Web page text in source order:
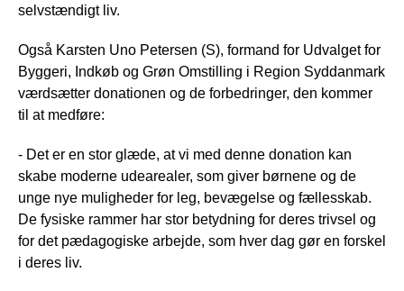
selvstændigt liv.
Også Karsten Uno Petersen (S), formand for Udvalget for
Byggeri, Indkøb og Grøn Omstilling i Region Syddanmark
værdsætter donationen og de forbedringer, den kommer
til at medføre:
- Det er en stor glæde, at vi med denne donation kan
skabe moderne udearealer, som giver børnene og de
unge nye muligheder for leg, bevægelse og fællesskab.
De fysiske rammer har stor betydning for deres trivsel og
for det pædagogiske arbejde, som hver dag gør en forskel
i deres liv.